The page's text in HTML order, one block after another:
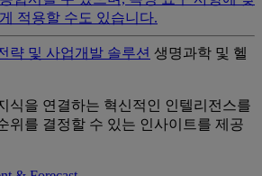
적용할 수도 있습니다.
략 및 사업개발 솔루션 생명과학 및 헬
식을 연결하는 혁신적인 인텔리전스를
위를 결정할 수 있는 인사이트를 제공